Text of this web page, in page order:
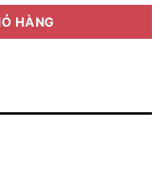
HÀNG